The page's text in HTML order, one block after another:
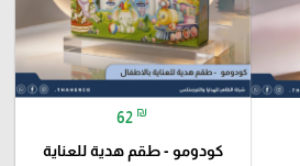
62 ₪
كودومو - طقم هدية للعناية